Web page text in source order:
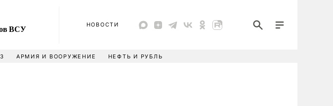
ВСУ НОВОСТИ
АРМИЯ И ВООРУЖЕНИЕ НЕФТЬ И РУБЛЬ